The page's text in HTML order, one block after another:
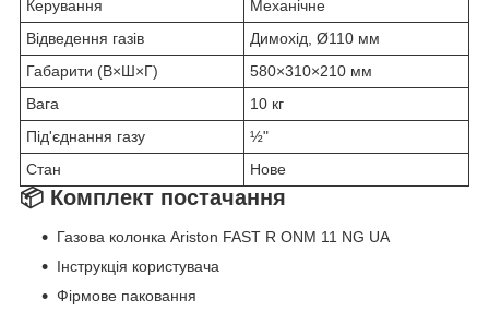
Керування
Механічне
Відведення газів
Димохід, Ø110 мм
Габарити (В×Ш×Г)
580×310×210 мм
Вага
10 кг
Під'єднання газу
½"
Стан
Нове
📦 Комплект постачання
Газова колонка Ariston FAST R ONM 11 NG UA
Інструкція користувача
Фірмове паковання